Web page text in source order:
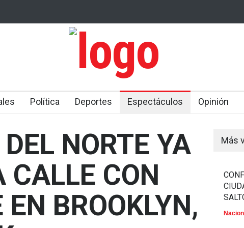
FISCALÍA DE COLOMBIA ACUSA A MUJER DE
ASESINATO DE UNA JOVEN PARA APODERARSE DE
Política Deportes Espectáculos Opinión
NORTE YA
CALLE CON
BROOKLYN,
Más